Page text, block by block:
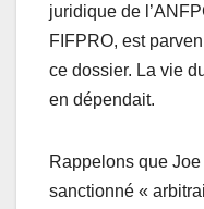
juridique de
FIFPRO, est
ce dossier. La vie
en dépendait.
Rappelons que
sanctionné «